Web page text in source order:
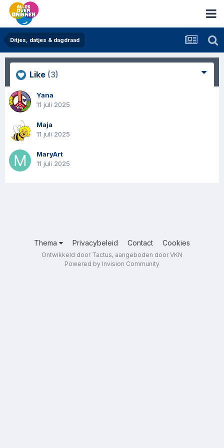
Ditjes, datjes & dagdraad
Like (3)
Yana
11 juli 2025
Maja
11 juli 2025
MaryArt
11 juli 2025
Thema Privacybeleid Contact Cookies
Ontwikkeld door Tactus, aangeboden door VKN
Powered by Invision Community